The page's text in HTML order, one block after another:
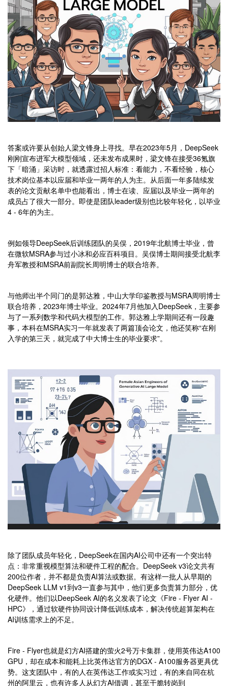
答案或许要从创始人梁文锋身上寻找。早在2023年5月，DeepSeek
刚刚宣布进军大模型领域，还未发布成果时，梁文锋在接受36氪旗
下「暗涌」采访时，就透露过招人标准：看能力，不看经验，核心
技术岗位基本以应届和毕业一两年的人为主。从后面一年多陆续发
表的论文贡献名单中也能看出，博士在读、应届以及毕业一两年的
成员占了很大一部分。即使是团队leader级别也比较年轻化，以毕业
4 - 6年的为主。
例如领导DeepSeek后训练团队的吴俣，2019年北航博士毕业，曾
在微软MSRA参与过小冰和必应百科项目。吴俣博士期间接受北航李
舟军教授和MSRA前副院长周明博士的联合培养。
与他师出半个同门的是郭达雅，中山大学印鉴教授与MSRA周明博士
联合培养，2023年博士毕业。2024年7月他加入DeepSeek，主要参
与了一系列数学和代码大模型的工作。郭达雅上学期间还有一段趣
事，本科在MSRA实习一年就发表了两篇顶会论文，他还笑称“在刚
入学的第三天，就完成了中大博士生的毕业要求”。
除了团队成员年轻化，DeepSeek在国内AI公司中还有一个突出特
点：非常重视模型算法和硬件工程的配合。DeepSeek v3论文共有
200位作者，并不都是负责AI算法或数据。有这样一批人从早期的
DeepSeek LLM v1到v3一直参与其中，他们更多负责算力部分，优
化硬件。他们以DeepSeek AI的名义发表了论文《Fire - Flyer AI -
HPC》，通过软硬件协同设计降低训练成本，解决传统超算架构在
AI训练需求上的不足。
Fire - Flyer也就是幻方AI搭建的萤火2号万卡集群，使用英伟达A100
GPU，却在成本和能耗上比英伟达官方的DGX - A100服务器更具优
势。这支团队中，有的人在英伟达工作或实习过，有的来自同在杭
州的阿里云，也有许多人从幻方AI借调，甚至干脆转岗到